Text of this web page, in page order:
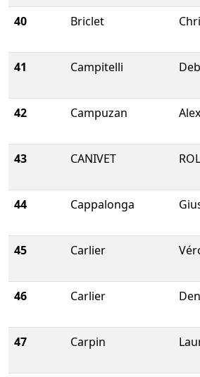
40 Briclet
41 Campitelli
42 Campuzan
43 CANIVET
44 Cappalonga
45 Carlier
46 Carlier
47 Carpin